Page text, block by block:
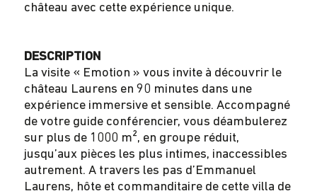
château avec cette expérience unique.
DESCRIPTION
La visite « Emotion » vous invite à découvrir le
château Laurens en 90 minutes dans une
expérience immersive et sensible. Accompagné
de votre guide conférencier, vous déambulerez
sur plus de 1000 m², en groupe réduit,
jusqu’aux pièces les plus intimes, inaccessibles
autrement. A travers les pas d’Emmanuel
Laurens, hôte et commanditaire de cette villa de